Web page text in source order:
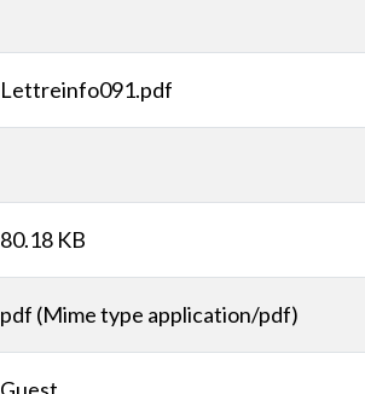
Lettreinfo091.pdf
80.18 KB
pdf (Mime type application/pdf)